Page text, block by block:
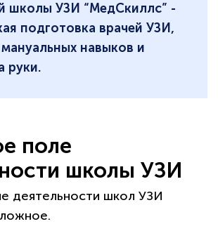
школы УЗИ “МедСкиллс” -
подготовка врачей УЗИ,
навыков и
руки.
поле
школы УЗИ
деятельности школ УЗИ